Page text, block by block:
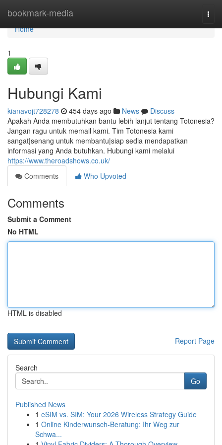
bookmark-media
Home
Home
1
Hubungi Kami
kianavojt728278 454 days ago News
Discuss
Apakah Anda membutuhkan bantu lebih lanjut tentang Totonesia?
Jangan ragu untuk memail kami. Tim Totonesia kami
sangat|senang untuk membantu|siap sedia mendapatkan
informasi yang Anda butuhkan. Hubungi kami melalui
https://www.theroadshows.co.uk/
Comments
Who Upvoted
Comments
Submit a Comment
No HTML
HTML is disabled
Report Page
Search
Go
Published News
1 eSIM vs. SIM: Your 2026 Wireless Strategy Guide
1 Online Kinderwunsch-Beratung: Ihr Weg zur
Schwa...